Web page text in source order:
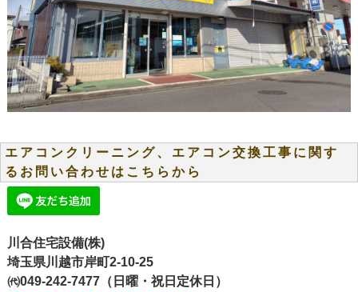
エアコンクリーニング、エアコン交換工事に関す
るお問い合わせはこちらから
川合住宅設備(株)
埼玉県川越市岸町2-10-25
㈹049-242-7477（日曜・祝日定休日）